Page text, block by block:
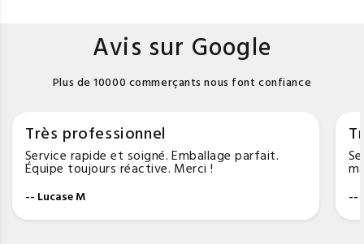
Avis sur Google
Plus de 10000 commerçants nous font confiance
Très professionnel
Service rapide et soigné. Emballage parfait.
Équipe toujours réactive. Merci !
-- Lucase M --